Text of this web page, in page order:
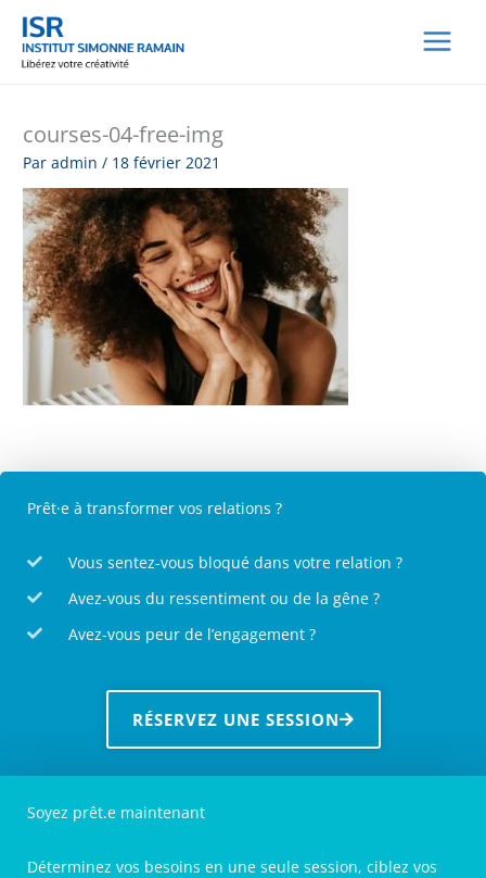
Aller
contenu
courses-04-free-img
Paradmin/ 18 février 2021
Prêt·e à transformer vos relations ?
Vous sentez-vous bloqué dans votre relation ?
Avez-vous du ressentiment ou de la gêne ?
Avez-vous peur de l’engagement ?
RÉSERVEZ UNE SESSION
Soyez prêt.e maintenant
Déterminez vos besoins en une seule session, ciblez vos